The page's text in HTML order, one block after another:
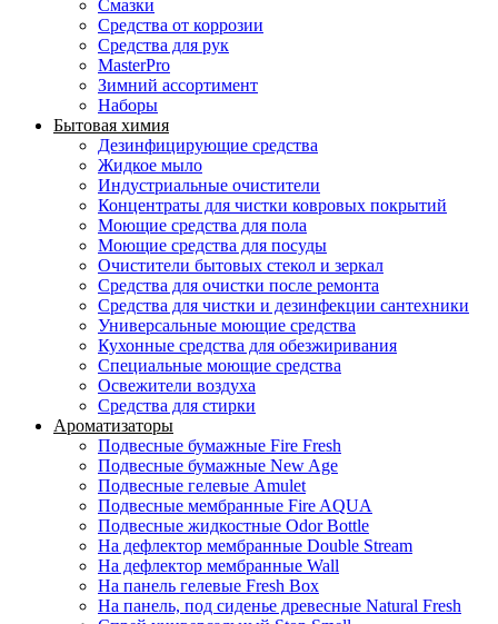
Смазки
Средства от коррозии
Средства для рук
MasterPro
Зимний ассортимент
Наборы
Бытовая химия
Дезинфицирующие средства
Жидкое мыло
Индустриальные очистители
Концентраты для чистки ковровых покрытий
Моющие средства для пола
Моющие средства для посуды
Очистители бытовых стекол и зеркал
Средства для очистки после ремонта
Средства для чистки и дезинфекции сантехники
Универсальные моющие средства
Кухонные средства для обезжиривания
Специальные моющие средства
Освежители воздуха
Средства для стирки
Ароматизаторы
Подвесные бумажные Fire Fresh
Подвесные бумажные New Age
Подвесные гелевые Amulet
Подвесные мембранные Fire AQUA
Подвесные жидкостные Odor Bottle
На дефлектор мембранные Double Stream
На дефлектор мембранные Wall
На панель гелевые Fresh Box
На панель, под сиденье древесные Natural Fresh